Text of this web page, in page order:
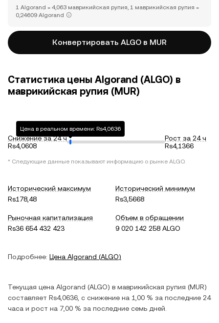
1 Algorand = 4,063 маврикийская рупия, 1 маврикийская рупия =
0,24609 Algorand
Конвертировать ALGO в MUR
Статистика цены Algorand (ALGO) в
маврикийская рупия (MUR)
Снижение за 24 ч
Rs4,0608
Цена в реальном времени: Rs4,0636
Рост за 24 ч
Rs4,1366
* Следующие данные показывают информацию о рынке ALGO.
Исторический максимум
Rs178,48
Исторический минимум
Rs3,5668
Рыночная капитализация
Rs36 654 432 423
Объем в обращении
9 020 142 258 ALGO
Подробнее: Цена Algorand (ALGO)
Текущая цена Algorand (ALGO) в маврикийская рупия (MUR)
составляет Rs4,0636 , c снижение на 1,00 % за последние 24
часа и рост на 7,00 % за последние семь дней.